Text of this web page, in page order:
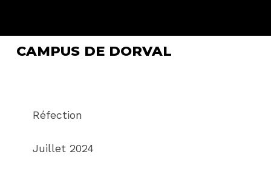
CAMPUS DE DORVAL
Réfection
Juillet 2024